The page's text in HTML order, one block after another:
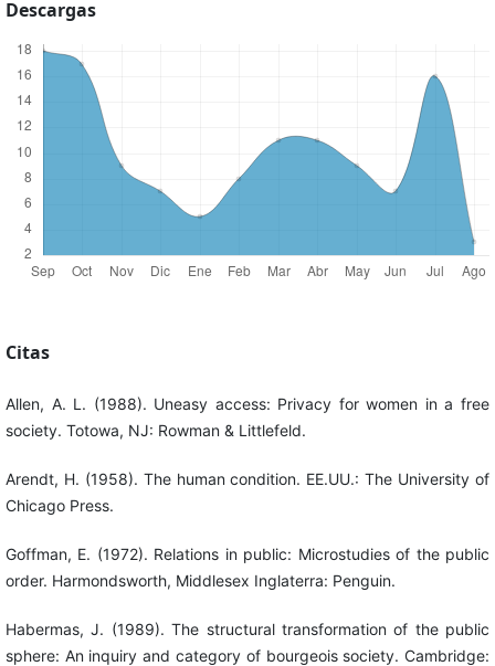
Descargas
Citas
Allen, A. L. (1988). Uneasy access: Privacy for women in a free
society. Totowa, NJ: Rowman & Littlefeld.
Arendt, H. (1958). The human condition. EE.UU.: The University of
Chicago Press.
Goffman, E. (1972). Relations in public: Microstudies of the public
order. Harmondsworth, Middlesex Inglaterra: Penguin.
Habermas, J. (1989). The structural transformation of the public
sphere: An inquiry and category of bourgeois society. Cambridge: